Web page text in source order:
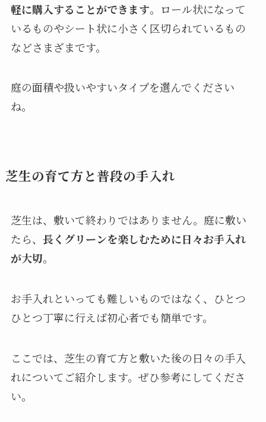
軽に購入することができます。ロール状になって
いるものやシート状に小さく区切られているもの
などさまざまです。
庭の面積や扱いやすいタイプを選んでください
ね。
芝生の育て方と普段の手入れ
芝生は、敷いて終わりではありません。庭に敷い
たら、 長くグリーンを楽しむために日々お手入れ
が大切。
お手入れといっても難しいものではなく、ひとつ
ひとつ丁寧に行えば初心者でも簡単です。
ここでは、芝生の育て方と敷いた後の日々の手入
れについてご紹介します。ぜひ参考にしてくださ
い。